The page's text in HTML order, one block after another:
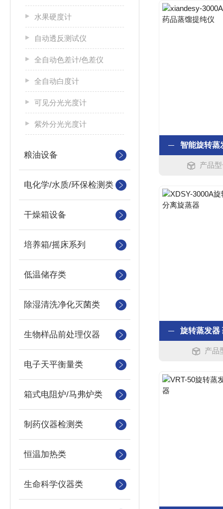
水果硬度计
自动透反测试仪
全自动色差计/色差仪
全自动白度计
可见分光光度计
紫外分光光度计
粮油设备
电化学/水质/环保检测类
干燥箱设备
培养箱/摇床系列
低温储存类
除湿清洗净化灭菌类
生物样品前处理仪器
电子天平衡量类
箱式电阻炉/马弗炉类
制药仪器检测类
恒温加热类
生命科学仪器类
产品
产品